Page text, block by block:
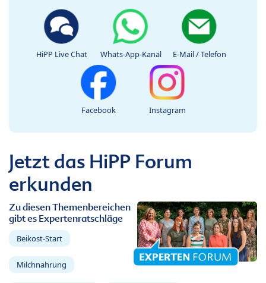
HiPP Live Chat Whats-App-Kanal E-Mail / Telefon
Facebook Instagram
Jetzt das HiPP Forum
erkunden
Zu diesen Themenbereichen
gibt es Expertenratschläge
Beikost-Start
Milchnahrung